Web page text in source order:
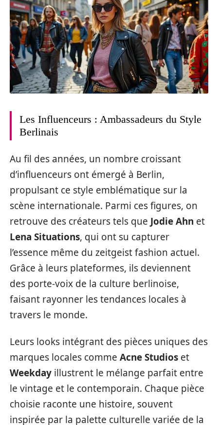
Les Influenceurs : Ambassadeurs du Style
Berlinais
Au fil des années, un nombre croissant
d’influenceurs ont émergé à Berlin,
propulsant ce style emblématique sur la
scène internationale. Parmi ces figures, on
retrouve des créateurs tels que Jodie Ahn et
Lena Situations, qui ont su capturer
l’essence même du zeitgeist fashion actuel.
Grâce à leurs plateformes, ils deviennent
des porte-voix de la culture berlinoise,
faisant rayonner les tendances locales à
travers le monde.
Leurs looks intégrant des pièces uniques des
marques locales comme Acne Studios et
Weekday illustrent le mélange parfait entre
le vintage et le contemporain. Chaque pièce
choisie raconte une histoire, souvent
inspirée par la palette culturelle variée de la